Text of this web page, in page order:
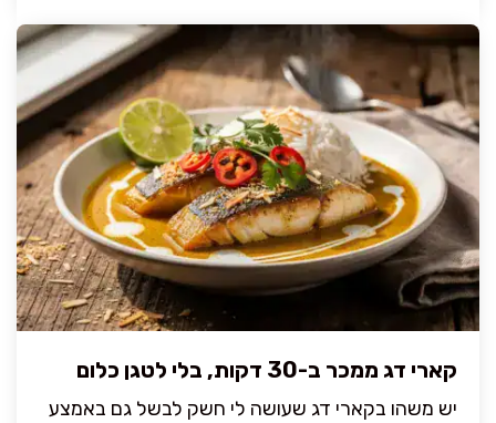
קארי דג ממכר ב-30 דקות, בלי לטגן כלום
יש משהו בקארי דג שעושה לי חשק לבשל גם באמצע